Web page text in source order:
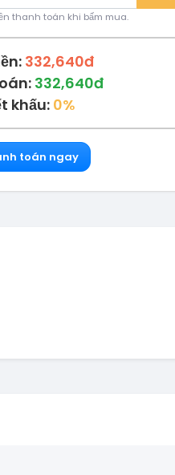
thanh toán khi bấm mua.
332,640đ
332,640đ
khấu: 0%
toán ngay